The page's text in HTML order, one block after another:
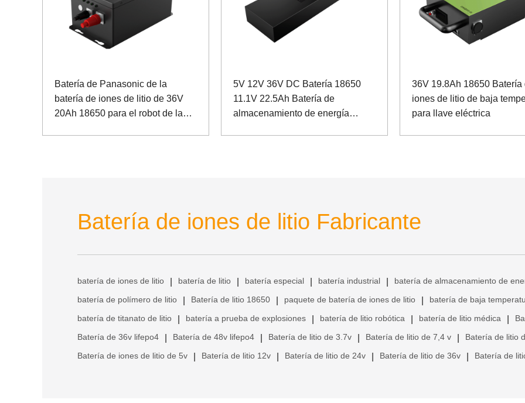
Batería de Panasonic de la
batería de iones de litio de 36V
20Ah 18650 para el robot de la
5V 12V 36V DC Batería 18650
11.1V 22.5Ah Batería de
almacenamiento de energía
36V 19.8Ah 18650 Batería
iones de litio de baja
para llave eléctrica
Batería de iones de litio Fabricante
batería de iones de litio batería de litio batería especial batería industrial batería de almacenamiento de
batería de polímero de litio Batería de litio 18650 paquete de batería de iones de litio batería de baja
batería de titanato de litio batería a prueba de explosiones batería de litio robótica batería de litio médica
Batería de 36v lifepo4 Batería de 48v lifepo4 Batería de litio de 3.7v Batería de litio de 7,4 v Batería de litio
Batería de iones de litio de 5v Batería de litio 12v Batería de litio de 24v Batería de litio de 36v Batería de